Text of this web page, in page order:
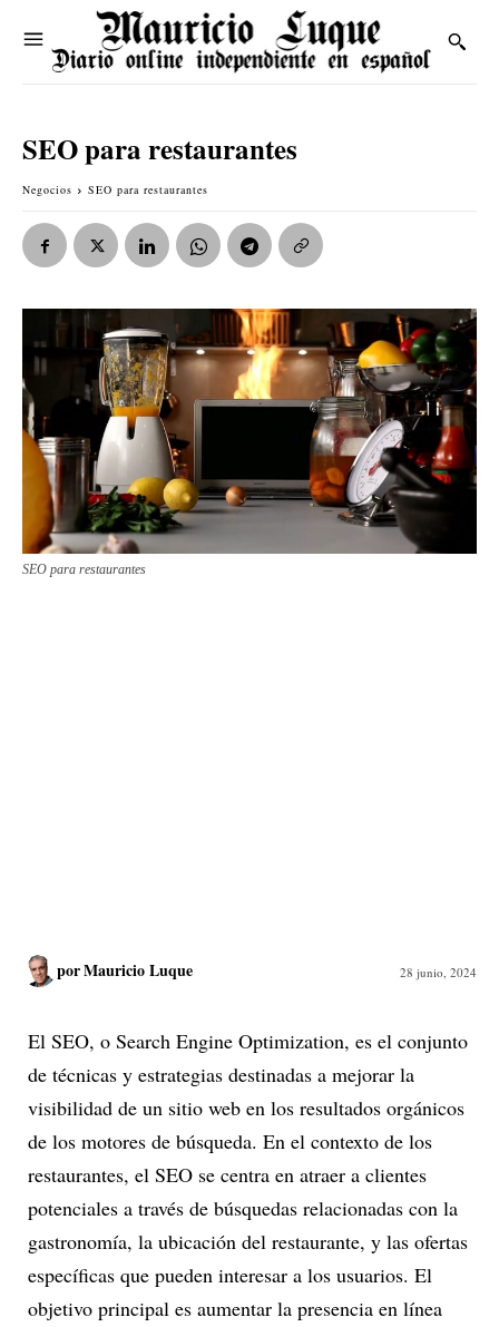
SEO para restaurantes
Negocios SEO para restaurantes
SEO para restaurantes
porMauricio Luque 28 junio, 2024
El SEO, o Search Engine Optimization, es el conjunto
de técnicas y estrategias destinadas a mejorar la
visibilidad de un sitio web en los resultados orgánicos
de los motores de búsqueda. En el contexto de los
restaurantes, el SEO se centra en atraer a clientes
potenciales a través de búsquedas relacionadas con la
gastronomía, la ubicación del restaurante, y las ofertas
específicas que pueden interesar a los usuarios. El
objetivo principal es aumentar la presencia en línea